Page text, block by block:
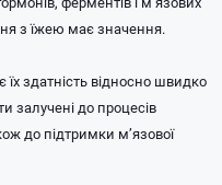
з їжею має значення.
здатність відносно швидко
залучені до процесів
до підтримки м’язової